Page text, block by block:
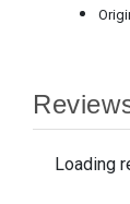
Loading